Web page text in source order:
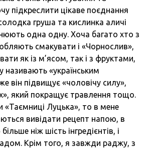
підкреслити цікаве поєднання
груша та кислинка аличі
одна одну. Хоча багато хто з
смакувати і «Чорнослив»,
як із м’ясом, так і з фруктами,
називають «українським
він підвищує «чоловічу силу»,
який покращує травлення тощо.
Луцька», то в мене
вивідати рецепт напою, в
ніж шість інгредієнтів, і
Крім того, я завжди раджу, з